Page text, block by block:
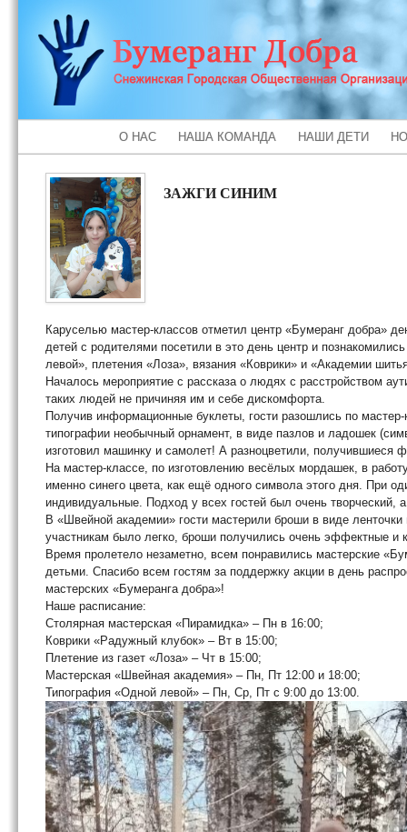
О НАС НАША КОМАНДА НАШИ ДЕТИ
ЗАЖГИ СИНИМ
Каруселью мастер-классов отметил центр «Бумеранг добра»
детей с родителями посетили в это день центр и
левой», плетения «Лоза», вязания «Коврики» и «Академии
Началось мероприятие с рассказа о людях с расстройством
таких людей не причиняя им и себе дискомфорта.
Получив информационные буклеты, гости разошлись по
типографии необычный орнамент, в виде пазлов и ладошек
изготовил машинку и самолет! А разноцветили, получившиеся
На мастер-классе, по изготовлению весёлых мордашек, в
именно синего цвета, как ещё одного символа этого дня. При
индивидуальные. Подход у всех гостей был очень творческий,
В «Швейной академии» гости мастерили броши в виде
участникам было легко, броши получились очень эффектные и
Время пролетело незаметно, всем понравились мастерские
детьми. Спасибо всем гостям за поддержку акции в день
мастерских «Бумеранга добра»!
Наше расписание:
Столярная мастерская «Пирамидка» – Пн в 16:00;
Коврики «Радужный клубок» – Вт в 15:00;
Плетение из газет «Лоза» – Чт в 15:00;
Мастерская «Швейная академия» – Пн, Пт 12:00 и 18:00;
Типография «Одной левой» – Пн, Ср, Пт с 9:00 до 13:00.